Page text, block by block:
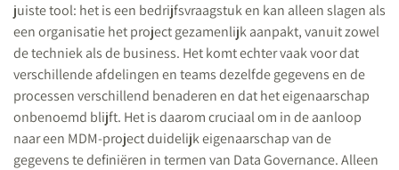
juiste tool: het is een bedrijfsvraagstuk en kan alleen slagen als
een organisatie het project gezamenlijk aanpakt, vanuit zowel
de techniek als de business. Het komt echter vaak voor dat
verschillende afdelingen en teams dezelfde gegevens en de
processen verschillend benaderen en dat het eigenaarschap
onbenoemd blijft. Het is daarom cruciaal om in de aanloop
naar een MDM-project duidelijk eigenaarschap van de
gegevens te definiëren in termen van Data Governance. Alleen